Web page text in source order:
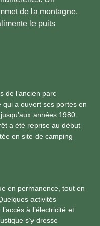
de la montagne,
le puits
de l’ancien parc
a ouvert ses portes en
années 1980.
a été reprise au début
en site de camping
en permanence, tout en
activités
à l’électricité et
s’y dresse